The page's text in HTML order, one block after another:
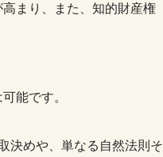
まり、また、知的財産権
能です。
決めや、単なる自然法則そ